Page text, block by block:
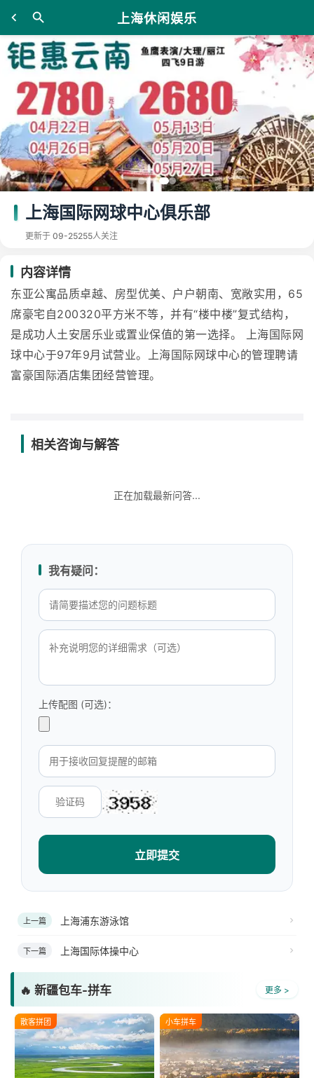
上海休闲娱乐
上海国际网球中心俱乐部
更新于 09-25255人关注
内容详情
东亚公寓品质卓越、房型优美、户户朝南、宽敞实用，65
席豪宅自200320平方米不等，并有“楼中楼”复式结构，
是成功人土安居乐业或置业保值的第一选择。 上海国际网
球中心于97年9月试营业。上海国际网球中心的管理聘请
富豪国际酒店集团经营管理。
相关咨询与解答
正在加载最新问答...
我有疑问：
上传配图 (可选)：
立即提交
上一篇 上海浦东游泳馆
下一篇 上海国际体操中心
🔥 新疆包车-拼车 更多 >
散客拼团 小车拼车